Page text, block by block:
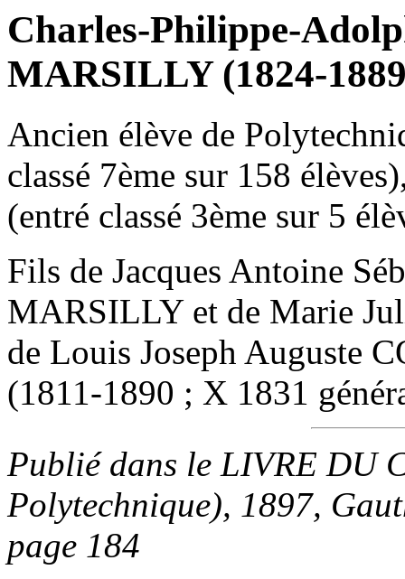
Charles-Philippe-
MARSILLY (1824-
Ancien élève de
classé 7ème sur 158
(entré classé 3ème sur 5
Fils de Jacques Antoine
MARSILLY et de Marie
de Louis Joseph Auguste
(1811-1890 ; X 1831
Publié dans le LIVRE DU
Polytechnique), 1897,
page 184